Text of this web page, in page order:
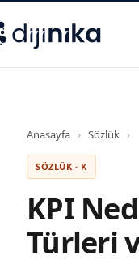
Marmara Mahallesi
Anasayfa › Sözlük ›
SÖZLÜK · K
KPI
Türleri